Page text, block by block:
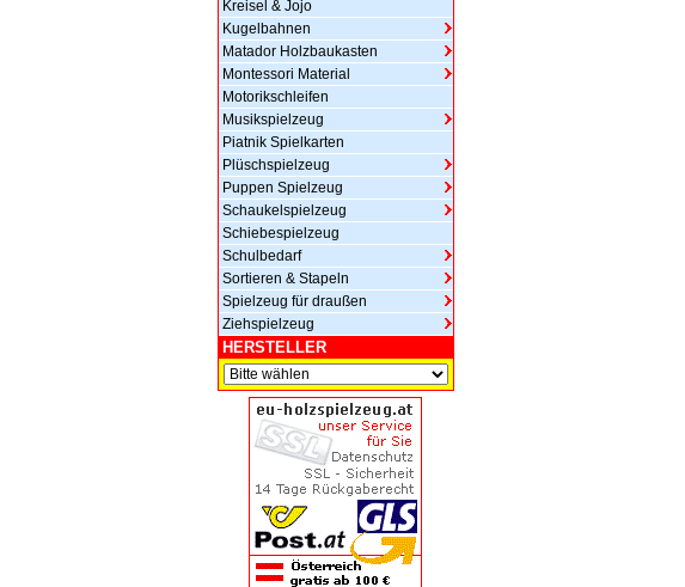
Kreisel & Jojo
Kugelbahnen
Matador Holzbaukasten
Montessori Material
Motorikschleifen
Musikspielzeug
Piatnik Spielkarten
Plüschspielzeug
Puppen Spielzeug
Schaukelspielzeug
Schiebespielzeug
Schulbedarf
Sortieren & Stapeln
Spielzeug für draußen
Ziehspielzeug
HERSTELLER